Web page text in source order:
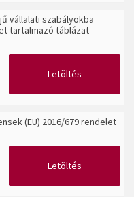
vállalati szabályokba
tartalmazó táblázat
Letöltés
(EU) 2016/679 rendelet
Letöltés